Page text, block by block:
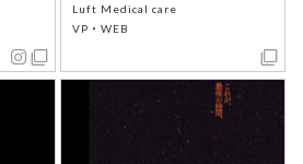
Luft Medical care
VP・WEB